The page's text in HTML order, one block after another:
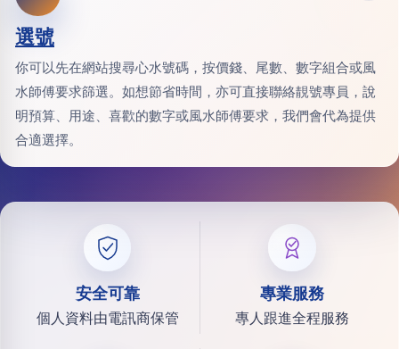
選號
你可以先在網站搜尋心水號碼，按價錢、尾數、數字組合或風
水師傅要求篩選。如想節省時間，亦可直接聯絡靚號專員，說
明預算、用途、喜歡的數字或風水師傅要求，我們會代為提供
合適選擇。
安全可靠
個人資料由電訊商保管
專業服務
專人跟進全程服務